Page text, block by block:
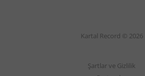
Kartal Record © 2026
Şartlar ve Gizlilik